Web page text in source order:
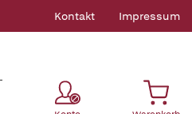
Kontakt Impressum